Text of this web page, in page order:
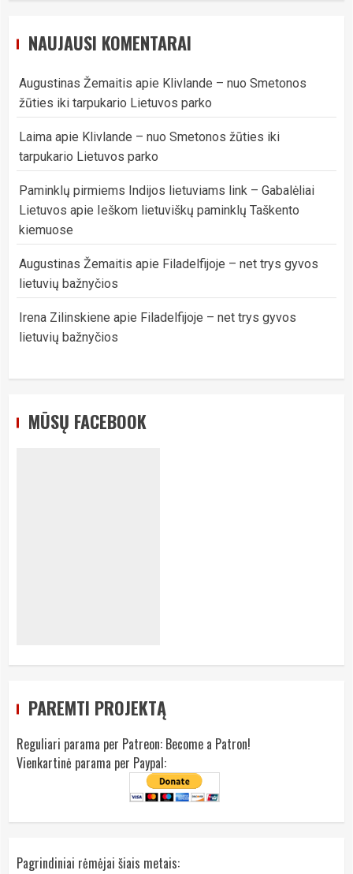
NAUJAUSI KOMENTARAI
Augustinas Žemaitis apie Klivlande – nuo Smetonos
žūties iki tarpukario Lietuvos parko
Laima apie Klivlande – nuo Smetonos žūties iki
tarpukario Lietuvos parko
Paminklų pirmiems Indijos lietuviams link – Gabalėliai
Lietuvos apie Ieškom lietuviškų paminklų Taškento
kiemuose
Augustinas Žemaitis apie Filadelfijoje – net trys gyvos
lietuvių bažnyčios
Irena Zilinskiene apie Filadelfijoje – net trys gyvos
lietuvių bažnyčios
MŪSŲ FACEBOOK
PAREMTI PROJEKTĄ
Reguliari parama per Patreon: Become a Patron!
Vienkartinė parama per Paypal:
Pagrindiniai rėmėjai šiais metais: